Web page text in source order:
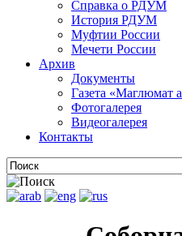
Справка о РДУМ
История РДУМ
Муфтии России
Мечети России
Архив
Документы
Газета «Маглюмат
Фотогалерея
Видеогалерея
Контакты